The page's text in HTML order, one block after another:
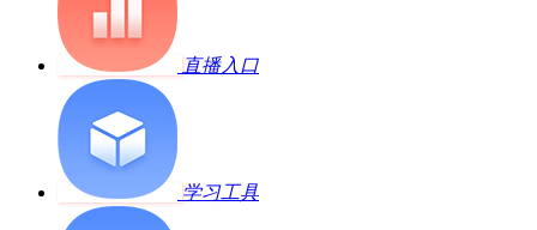
直播入口
学习工具